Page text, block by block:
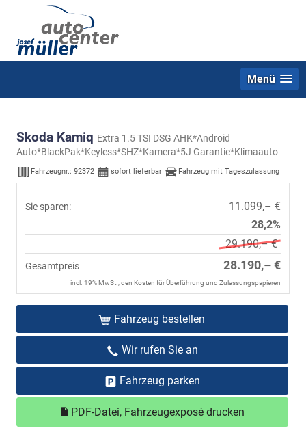
Menü
Skoda Kamiq Extra 1.5 TSI DSG AHK*Android
Auto*BlackPak*Keyless*SHZ*Kamera*5J Garantie*Klimaauto
Fahrzeugnr.: 92372 sofort lieferbar Fahrzeug mit Tageszulassung
Sie sparen:
11.099,– €
28,2%
29.190,– €
Gesamtpreis 28.190,– €
incl. 19% MwSt., den Kosten für Überführung und Zulassungspapieren
Fahrzeug bestellen
Wir rufen Sie an
Fahrzeug parken
PDF-Datei, Fahrzeugexposé drucken